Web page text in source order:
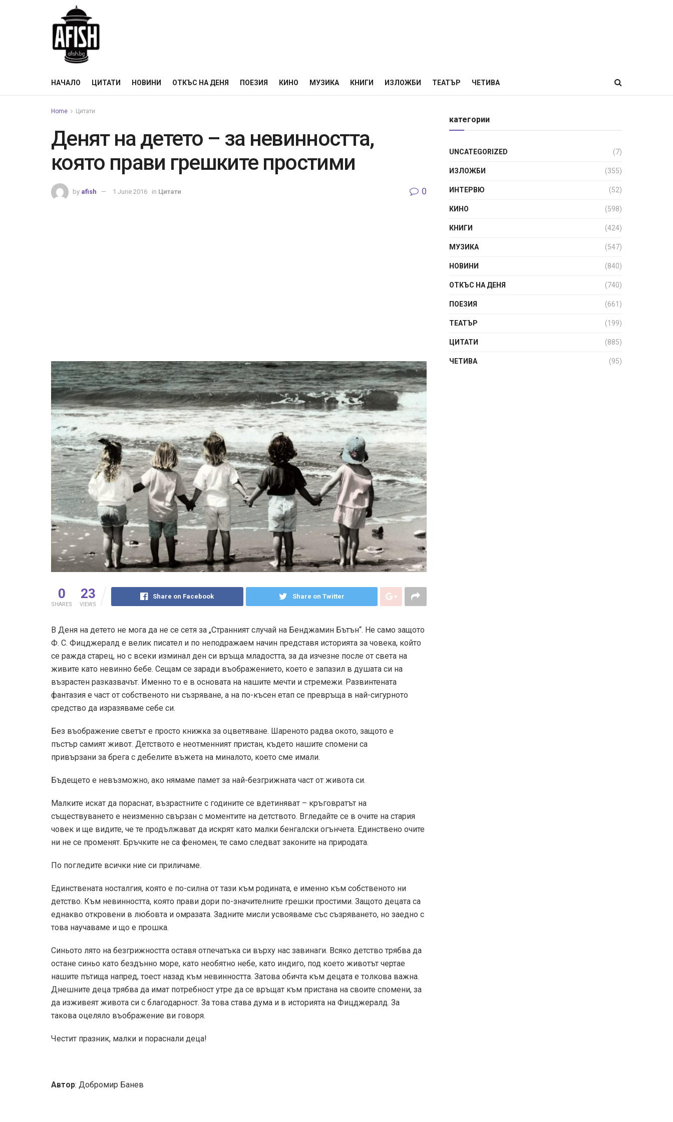
НАЧАЛО ЦИТАТИ НОВИНИ ОТКЪС НА ДЕНЯ ПОЕЗИЯ КИНО МУЗИКА КНИГИ ИЗЛОЖБИ ТЕАТЪР ЧЕТИВА
Home Цитати
Денят на детето – за невинността,
която прави грешките простими
by afish 1 June 2016 in Цитати 0
0
SHARES
23
VIEWS
Share on Facebook Share on Twitter
В Деня на детето не мога да не се сетя за „Странният случай на Бенджамин Бътън“. Не само защото
Ф. С. Фицджералд е велик писател и по неподражаем начин представя историята за човека, който
се ражда старец, но с всеки изминал ден си връща младостта, за да изчезне после от света на
живите като невинно бебе. Сещам се заради въображението, което е запазил в душата си на
възрастен разказвачът. Именно то е в основата на нашите мечти и стремежи. Развинтената
фантазия е част от собственото ни съзряване, а на по-късен етап се превръща в най-сигурното
средство да изразяваме себе си.
Без въображение светът е просто книжка за оцветяване. Шареното радва окото, защото е
пъстър самият живот. Детството е неотменният пристан, където нашите спомени са
привързани за брега с дебелите въжета на миналото, което сме имали.
Бъдещето е невъзможно, ако нямаме памет за най-безгрижната част от живота си.
Малките искат да пораснат, възрастните с годините се вдетиняват – кръговратът на
съществуването е неизменно свързан с моментите на детството. Вгледайте се в очите на стария
човек и ще видите, че те продължават да искрят като малки бенгалски огънчета. Единствено очите
ни не се променят. Бръчките не са феномен, те само следват законите на природата.
По погледите всички ние си приличаме.
Единствената носталгия, която е по-силна от тази към родината, е именно към собственото ни
детство. Към невинността, която прави дори по-значителните грешки простими. Защото децата са
еднакво откровени в любовта и омразата. Задните мисли усвояваме със съзряването, но заедно с
това научаваме и що е прошка.
Синьото лято на безгрижността оставя отпечатъка си върху нас завинаги. Всяко детство трябва да
остане синьо като бездънно море, като необятно небе, като индиго, под което животът чертае
нашите пътища напред, тоест назад към невинността. Затова обичта към децата е толкова важна.
Днешните деца трябва да имат потребност утре да се връщат към пристана на своите спомени, за
да изживеят живота си с благодарност. За това става дума и в историята на Фицджералд. За
такова оцеляло въображение ви говоря.
Честит празник, малки и пораснали деца!
Автор: Добромир Банев
категории
UNCATEGORIZED (7)
ИЗЛОЖБИ (355)
ИНТЕРВЮ (52)
КИНО (598)
КНИГИ (424)
МУЗИКА (547)
НОВИНИ (840)
ОТКЪС НА ДЕНЯ (740)
ПОЕЗИЯ (661)
ТЕАТЪР (199)
ЦИТАТИ (885)
ЧЕТИВА (95)